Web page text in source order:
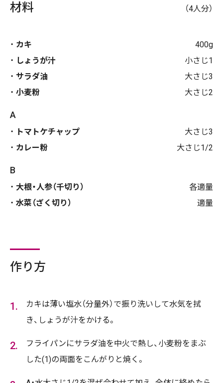
材料 （4人分）
カキ
400g
しょうが汁
小さじ1
サラダ油
大さじ3
小麦粉
大さじ2
A
トマトケチャップ
大さじ3
カレー粉
大さじ1/2
B
大根・人参（千切り）
各適量
水菜（ざく切り）
適量
作り方
カキは薄い塩水（分量外）で振り洗いして水気を拭
き、しょうが汁をかける。
フライパンにサラダ油を中火で熱し、小麦粉をまぶ
した(1)の両面をこんがりと焼く。